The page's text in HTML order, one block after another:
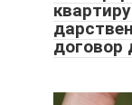
договор